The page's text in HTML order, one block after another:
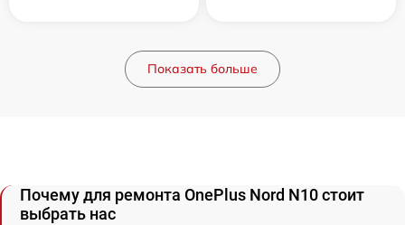
Показать больше
Почему для ремонта OnePlus Nord N10 стоит
выбрать нас